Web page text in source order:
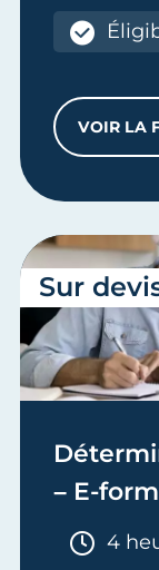
VOIR LA
– E-
4
Sur